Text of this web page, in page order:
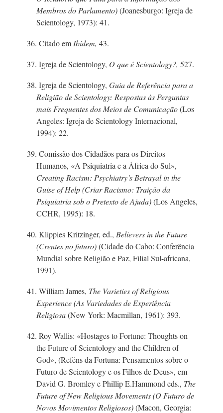
Membros do Parlamento)(Joanesburgo: Igreja de
Scientology, 1973): 41.
36. Citado em Ibidem, 43.
37. Igreja de Scientology, O que é Scientology?, 527.
38. Igreja de Scientology, Guia de Referência para a
Religião de Scientology: Respostas às Perguntas
mais Frequentes dos Meios de Comunicação(Los
Angeles: Igreja de Scientology Internacional,
1994): 22.
39. Comissão dos Cidadãos para os Direitos
Humanos, «A Psiquiatria e a África do Sul»,
Creating Racism: Psychiatry’s Betrayal in the
Guise of Help (Criar Racismo: Traição da
Psiquiatria sob o Pretexto de Ajuda)(Los Angeles,
CCHR, 1995): 18.
40. Klippies Kritzinger, ed., Believers in the Future
(Crentes no futuro)(Cidade do Cabo: Conferência
Mundial sobre Religião e Paz, Filial Sul-africana,
1991).
41. William James, The Varieties of Religious
Experience (As Variedades de Experiência
Religiosa(New York: Macmillan, 1961): 393.
42. Roy Wallis: «Hostages to Fortune: Thoughts on
the Future of Scientology and the Children of
God», (Reféns da Fortuna: Pensamentos sobre o
Futuro de Scientology e os Filhos de Deus», em
David G. Bromley e Phillip E.Hammond eds., The
Future of New Religious Movements (O Futuro de
Novos Movimentos Religiosos)(Macon, Georgia: